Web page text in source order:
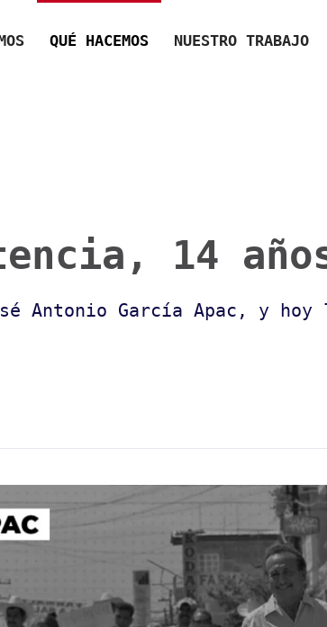
QUÉ HACEMOS NUESTRO TRABAJO
14
Antonio García Apac, y